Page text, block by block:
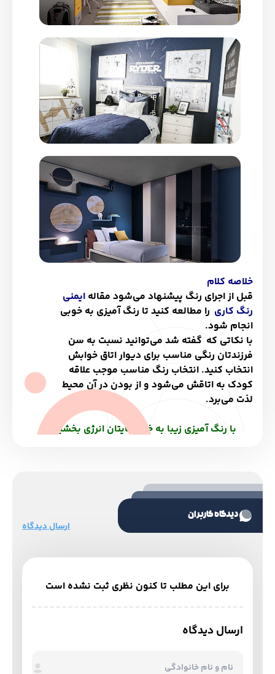
خلاصه کلام
قبل از اجرای رنگ پیشنهاد می‌شود مقاله ایمنی
رنگ کاری را مطالعه کنید تا رنگ آمیزی به خوبی
انجام شود.
با نکاتی که گفته شد می‌توانید نسبت به سن
فرزندتان رنگی مناسب برای دیوار اتاق خوابش
انتخاب کنید. انتخاب رنگ مناسب موجب علاقه
کودک به اتاقش می‌شود و از بودن در آن محیط
لذت می‌برد.
با رنگ آمیزی زیبا به خانه‌هایتان انرژی بخشید
دیدگاه کاربران
ارسال دیدگاه
برای این مطلب تا کنون نظری ثبت نشده است
ارسال دیدگاه